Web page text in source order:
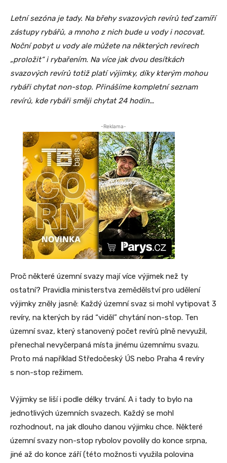
Letní sezóna je tady. Na břehy svazových revírů teď zamíří
zástupy rybářů, a mnoho z nich bude u vody i nocovat.
Noční pobyt u vody ale můžete na některých revírech
„proložit“ i rybařením. Na více jak dvou desítkách
svazových revírů totiž platí výjimky, díky kterým mohou
rybáři chytat non-stop. Přinášíme kompletní seznam
revírů, kde rybáři směji chytat 24 hodin…
-Reklama-
Proč některé územní svazy mají více výjimek než ty
ostatní? Pravidla ministerstva zemědělství pro udělení
výjimky zněly jasně: Každý územní svaz si mohl vytipovat 3
revíry, na kterých by rád “viděl” chytání non-stop. Ten
územní svaz, který stanovený počet revírů plně nevyužil,
přenechal nevyčerpaná místa jinému územnímu svazu.
Proto má například Středočeský ÚS nebo Praha 4 revíry
s non-stop režimem.
Výjimky se liší i podle délky trvání. A i tady to bylo na
jednotlivých územních svazech. Každý se mohl
rozhodnout, na jak dlouho danou výjimku chce. Některé
územní svazy non-stop rybolov povolily do konce srpna,
jiné až do konce září (této možnosti využila polovina